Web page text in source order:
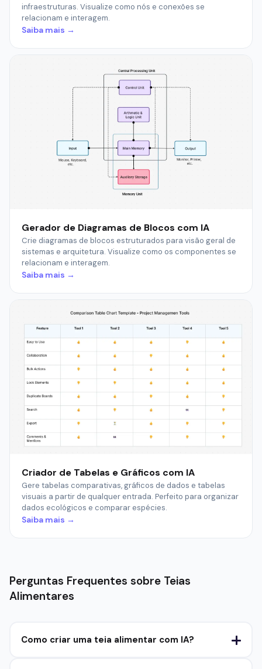
infraestruturas. Visualize como nós e conexões se
relacionam e interagem.
Saiba mais →
Gerador de Diagramas de Blocos com IA
Crie diagramas de blocos estruturados para visão geral de
sistemas e arquitetura. Visualize como os componentes se
relacionam e interagem.
Saiba mais →
Criador de Tabelas e Gráficos com IA
Gere tabelas comparativas, gráficos de dados e tabelas
visuais a partir de qualquer entrada. Perfeito para organizar
dados ecológicos e comparar espécies.
Saiba mais →
Perguntas Frequentes sobre Teias
Alimentares
Como criar uma teia alimentar com IA?